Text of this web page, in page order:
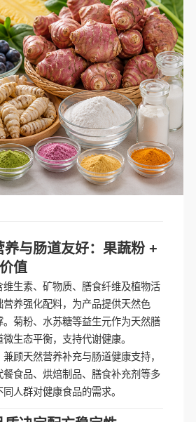
养与肠道友好：果蔬粉 +
值
维生素、矿物质、膳食纤维及植物活
养强化配料，为产品提供天然色
菊粉、水苏糖等益生元作为天然膳
生态平衡，支持代谢健康。
顾天然营养补充与肠道健康支持，
食品、烘焙制品、膳食补充剂等多
人群对健康食品的需求。